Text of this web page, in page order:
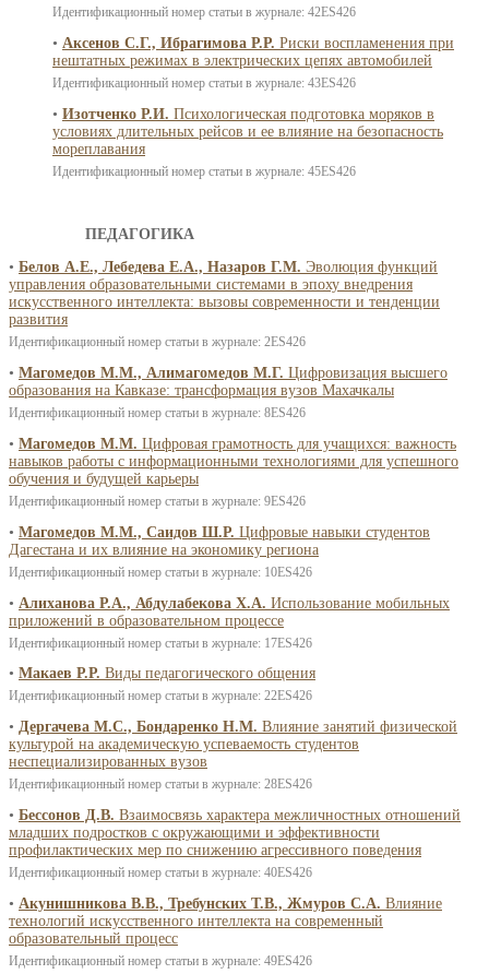
Идентификационный номер статьи в журнале: 42ES426
• Аксенов С.Г., Ибрагимова Р.Р. Риски воспламенения при
нештатных режимах в электрических цепях автомобилей
Идентификационный номер статьи в журнале: 43ES426
• Изотченко Р.И. Психологическая подготовка моряков в
условиях длительных рейсов и ее влияние на безопасность
мореплавания
Идентификационный номер статьи в журнале: 45ES426
ПЕДАГОГИКА
• Белов А.Е., Лебедева Е.А., Назаров Г.М. Эволюция функций
управления образовательными системами в эпоху внедрения
искусственного интеллекта: вызовы современности и тенденции
развития
Идентификационный номер статьи в журнале: 2ES426
• Магомедов М.М., Алимагомедов М.Г. Цифровизация высшего
образования на Кавказе: трансформация вузов Махачкалы
Идентификационный номер статьи в журнале: 8ES426
• Магомедов М.М. Цифровая грамотность для учащихся: важность
навыков работы с информационными технологиями для успешного
обучения и будущей карьеры
Идентификационный номер статьи в журнале: 9ES426
• Магомедов М.М., Саидов Ш.Р. Цифровые навыки студентов
Дагестана и их влияние на экономику региона
Идентификационный номер статьи в журнале: 10ES426
• Алиханова Р.А., Абдулабекова Х.А. Использование мобильных
приложений в образовательном процессе
Идентификационный номер статьи в журнале: 17ES426
• Макаев Р.Р. Виды педагогического общения
Идентификационный номер статьи в журнале: 22ES426
• Дергачева М.С., Бондаренко Н.М. Влияние занятий физической
культурой на академическую успеваемость студентов
неспециализированных вузов
Идентификационный номер статьи в журнале: 28ES426
• Бессонов Д.В. Взаимосвязь характера межличностных отношений
младших подростков с окружающими и эффективности
профилактических мер по снижению агрессивного поведения
Идентификационный номер статьи в журнале: 40ES426
• Акунишникова В.В., Требунских Т.В., Жмуров С.А. Влияние
технологий искусственного интеллекта на современный
образовательный процесс
Идентификационный номер статьи в журнале: 49ES426